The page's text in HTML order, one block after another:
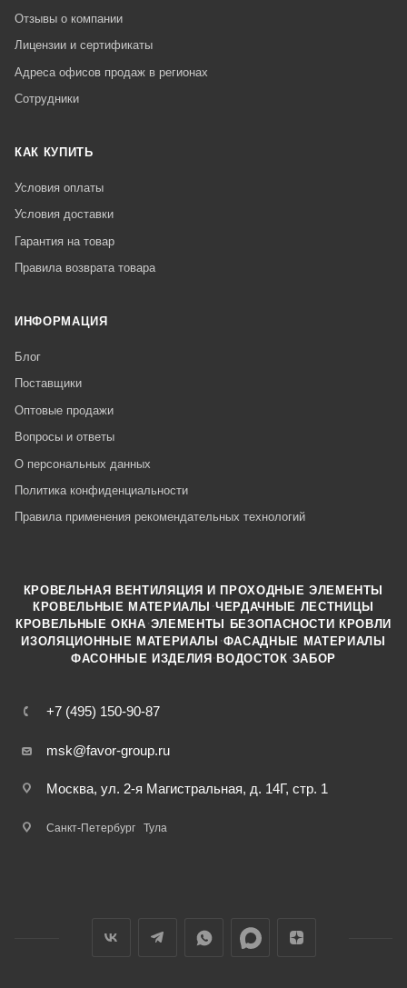
Отзывы о компании
Лицензии и сертификаты
Адреса офисов продаж в регионах
Сотрудники
КАК КУПИТЬ
Условия оплаты
Условия доставки
Гарантия на товар
Правила возврата товара
ИНФОРМАЦИЯ
Блог
Поставщики
Оптовые продажи
Вопросы и ответы
О персональных данных
Политика конфиденциальности
Правила применения рекомендательных технологий
+7 (495) 150-90-87
msk@favor-group.ru
Москва, ул. 2-я Магистральная, д. 14Г, стр. 1
Санкт-Петербург Тула
КРОВЕЛЬНАЯ ВЕНТИЛЯЦИЯ И ПРОХОДНЫЕ ЭЛЕМЕНТЫ
КРОВЕЛЬНЫЕ МАТЕРИАЛЫ ·ЧЕРДАЧНЫЕ ЛЕСТНИЦЫ
КРОВЕЛЬНЫЕ ОКНА ·ЭЛЕМЕНТЫ БЕЗОПАСНОСТИ КРОВЛИ
ИЗОЛЯЦИОННЫЕ МАТЕРИАЛЫ ·ФАСАДНЫЕ МАТЕРИАЛЫ
ФАСОННЫЕ ИЗДЕЛИЯ ·ВОДОСТОК ·ЗАБОР